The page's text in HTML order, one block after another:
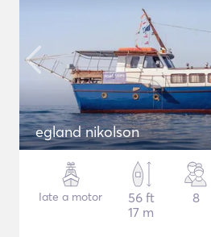
egland nikolson
Iate a motor
56 ft
17 m
8